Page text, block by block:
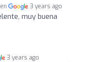
3 years ago
muy buena
3 years ago